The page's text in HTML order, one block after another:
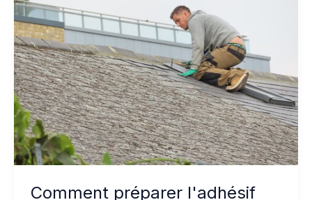
MS :
choisir
le
bon
mastic
Comment préparer l'adhésif